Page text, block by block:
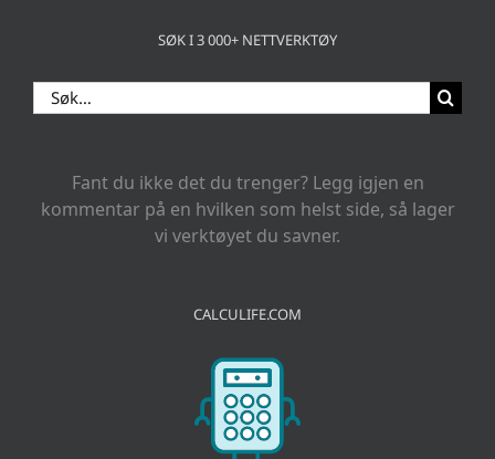
SØK I 3 000+ NETTVERKTØY
Search
for:
Fant du ikke det du trenger? Legg igjen en
kommentar på en hvilken som helst side, så lager
vi verktøyet du savner.
CALCULIFE.COM